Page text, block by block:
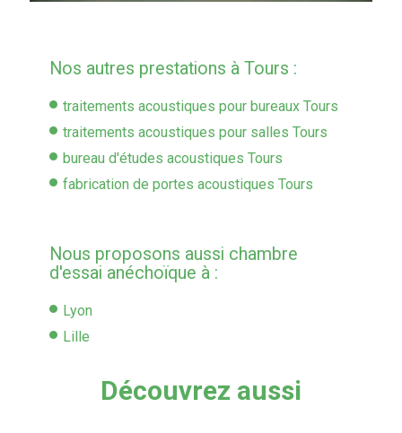
Nos autres prestations à Tours :
traitements acoustiques pour bureaux Tours
traitements acoustiques pour salles Tours
bureau d'études acoustiques Tours
fabrication de portes acoustiques Tours
Nous proposons aussi chambre
d'essai anéchoïque à :
Lyon
Lille
Découvrez aussi